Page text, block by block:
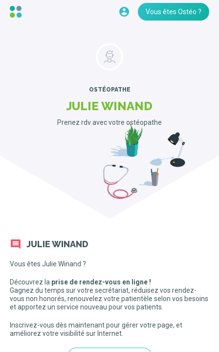
Vous êtes Ostéo ?
OSTÉOPATHE
JULIE WINAND
Prenez rdv avec votre ostéopathe
JULIE WINAND
Vous êtes Julie Winand ?
Découvrez la prise de rendez-vous en ligne !
Gagnez du temps sur votre secrétariat, réduisez vos rendez-
vous non honorés, renouvelez votre patientèle selon vos besoins
et apportez un service nouveau pour vos patients.
Inscrivez-vous dès maintenant pour gérer votre page, et
améliorez votre visibilité sur Internet.